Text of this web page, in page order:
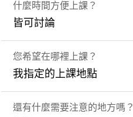
什麼時間方便上課？
皆可討論
您希望在哪裡上課？
我指定的上課地點
還有什麼需要注意的地方嗎？